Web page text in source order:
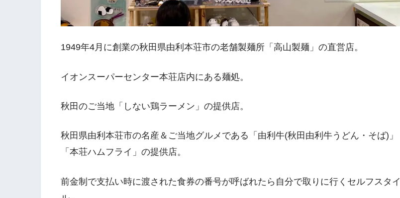
1949年4月に創業の秋田県由利本荘市の老舗製麺所「高山製麺」の直営店。
イオンスーパーセンター本荘店内にある麺処。
秋田のご当地「しない鶏ラーメン」の提供店。
秋田県由利本荘市の名産＆ご当地グルメである「由利牛(秋田由利牛うどん・そば)」
「本荘ハムフライ」の提供店。
前金制で支払い時に渡された食券の番号が呼ばれたら自分で取りに行くセルフスタイ